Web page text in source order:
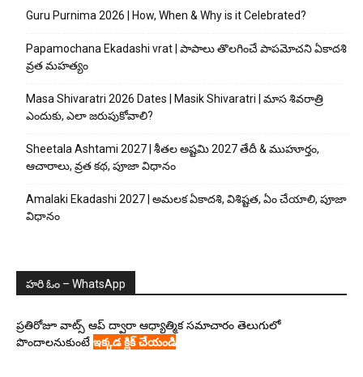
Guru Purnima 2026 | How, When & Why is it Celebrated?
Papamochana Ekadashi vrat | పాపాలు తొలగించే పాపమోచని ఏకాదశి
వ్రత మహత్యం
Masa Shivaratri 2026 Dates | Masik Shivaratri | మాస శివరాత్రి
ఎందుకు, ఎలా జరుపుకోవాలి?
Sheetala Ashtami 2027 | శీతల అష్టమి 2027 తేదీ & ముహూర్తం,
ఆచారాలు, వ్రత కథ, పూజా విధానం
Amalaki Ekadashi 2027 | అమలక ఏకాదశి, విశిష్టత, ఏం చేయాలి, పూజా
విధానం
హరి ఓం – WhatsApp
ప్రతిరోజూ వాట్స్ ఆప్ ద్వారా ఆధ్యాత్మిక సమాచారం తెలుగులో
పొందాలనుకుంటే ఇక్కడ క్లిక్ చేయండి